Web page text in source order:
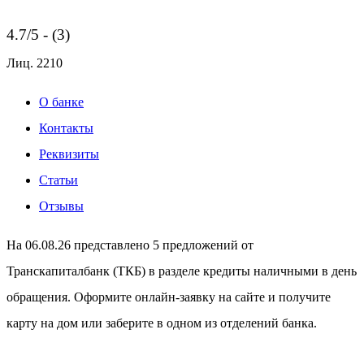
4.7/5 - (3)
Лиц. 2210
О банке
Контакты
Реквизиты
Статьи
Отзывы
На 06.08.26 представлено 5 предложений от
Транскапиталбанк (ТКБ) в разделе кредиты наличными в день
обращения. Оформите онлайн-заявку на сайте и получите
карту на дом или заберите в одном из отделений банка.